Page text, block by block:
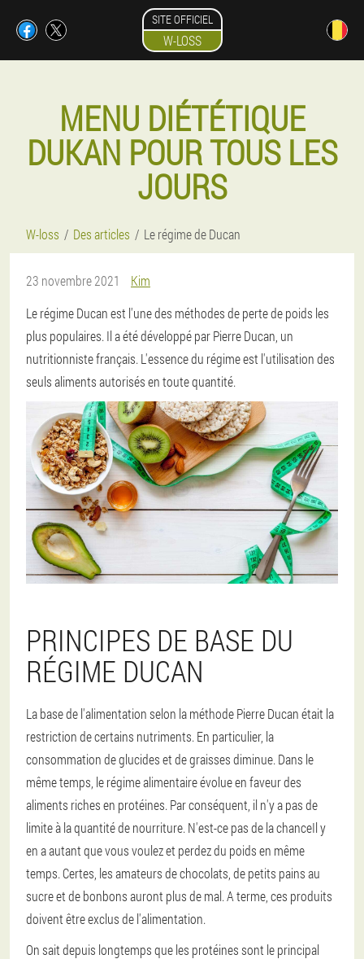
SITE OFFICIEL
W-LOSS
MENU DIÉTÉTIQUE
DUKAN POUR TOUS LES
JOURS
W-loss Des articles Le régime de Ducan
23 novembre 2021
Kim
Le régime Ducan est l'une des méthodes de perte de poids les
plus populaires. Il a été développé par Pierre Ducan, un
nutritionniste français. L'essence du régime est l'utilisation des
seuls aliments autorisés en toute quantité.
PRINCIPES DE BASE DU
RÉGIME DUCAN
La base de l'alimentation selon la méthode Pierre Ducan était la
restriction de certains nutriments. En particulier, la
consommation de glucides et de graisses diminue. Dans le
même temps, le régime alimentaire évolue en faveur des
aliments riches en protéines. Par conséquent, il n'y a pas de
limite à la quantité de nourriture. N'est-ce pas de la chanceIl y
en a autant que vous voulez et perdez du poids en même
temps. Certes, les amateurs de chocolats, de petits pains au
sucre et de bonbons auront plus de mal. A terme, ces produits
doivent être exclus de l'alimentation.
On sait depuis longtemps que les protéines sont le principal